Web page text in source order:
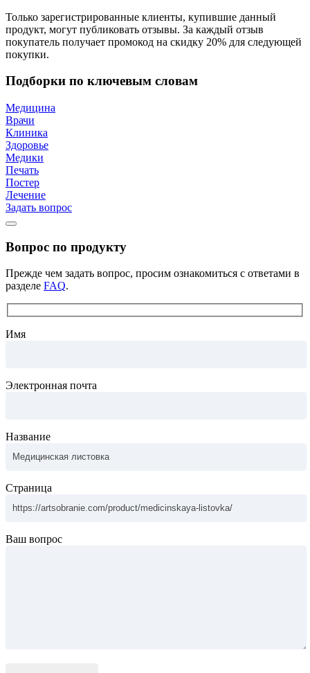
Только зарегистрированные клиенты, купившие данный
продукт, могут публиковать отзывы. За каждый отзыв
покупатель получает промокод на скидку 20% для следующей
покупки.
Подборки по ключевым словам
Медицина
Врачи
Клиника
Здоровье
Медики
Печать
Постер
Лечение
Задать вопрос
Вопрос по продукту
Прежде чем задать вопрос, просим ознакомиться с ответами в
разделе FAQ.
Имя
Электронная почта
Название
Страница
Ваш вопрос